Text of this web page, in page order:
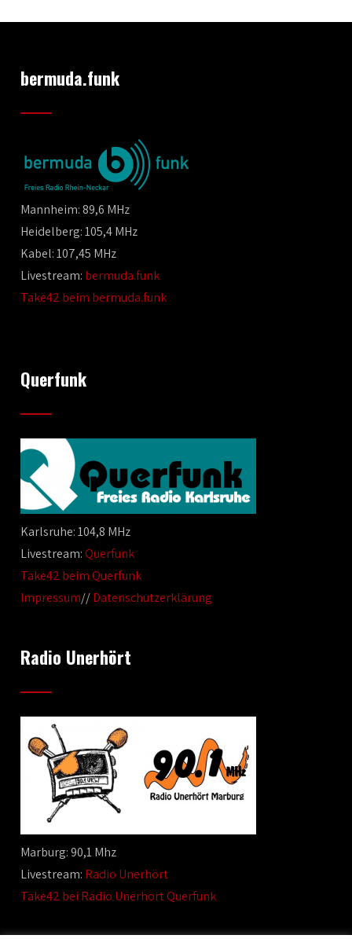
bermuda.funk
Mannheim: 89,6 MHz
Heidelberg: 105,4 MHz
Kabel: 107,45 MHz
Livestream: bermuda.funk
Take42 beim bermuda.funk
Querfunk
Karlsruhe: 104,8 MHz
Livestream:Querfunk
Take42 beim Querfunk
Impressum//Datenschutzerklärung
Radio Unerhört
Marburg: 90,1 Mhz
Livestream: Radio Unerhört
Take42 bei Radio Unerhört Querfunk